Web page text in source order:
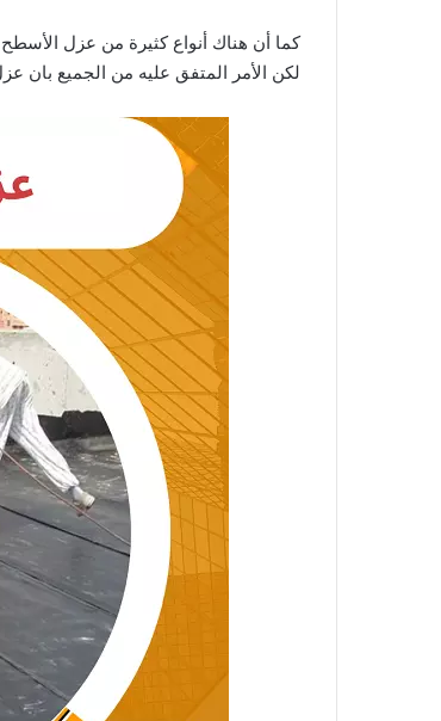
كما أن هناك أنواع كثيرة من عزل الأسطح
لكن الأمر المتفق عليه من الجميع بان